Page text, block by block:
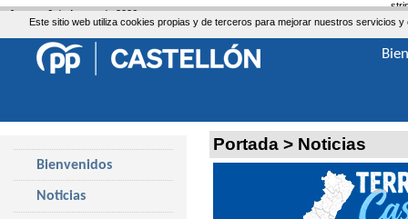
Este sitio web utiliza cookies propias y de terceros para mejorar nuestros servicios
Portada > Noticias
Bienvenidos
Noticias
Jueves, 6 de Agosto de 2026